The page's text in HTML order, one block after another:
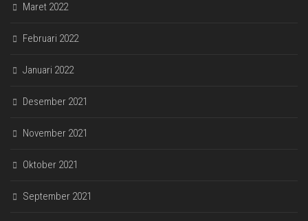
Maret 2022
Februari 2022
Januari 2022
Desember 2021
November 2021
Oktober 2021
September 2021